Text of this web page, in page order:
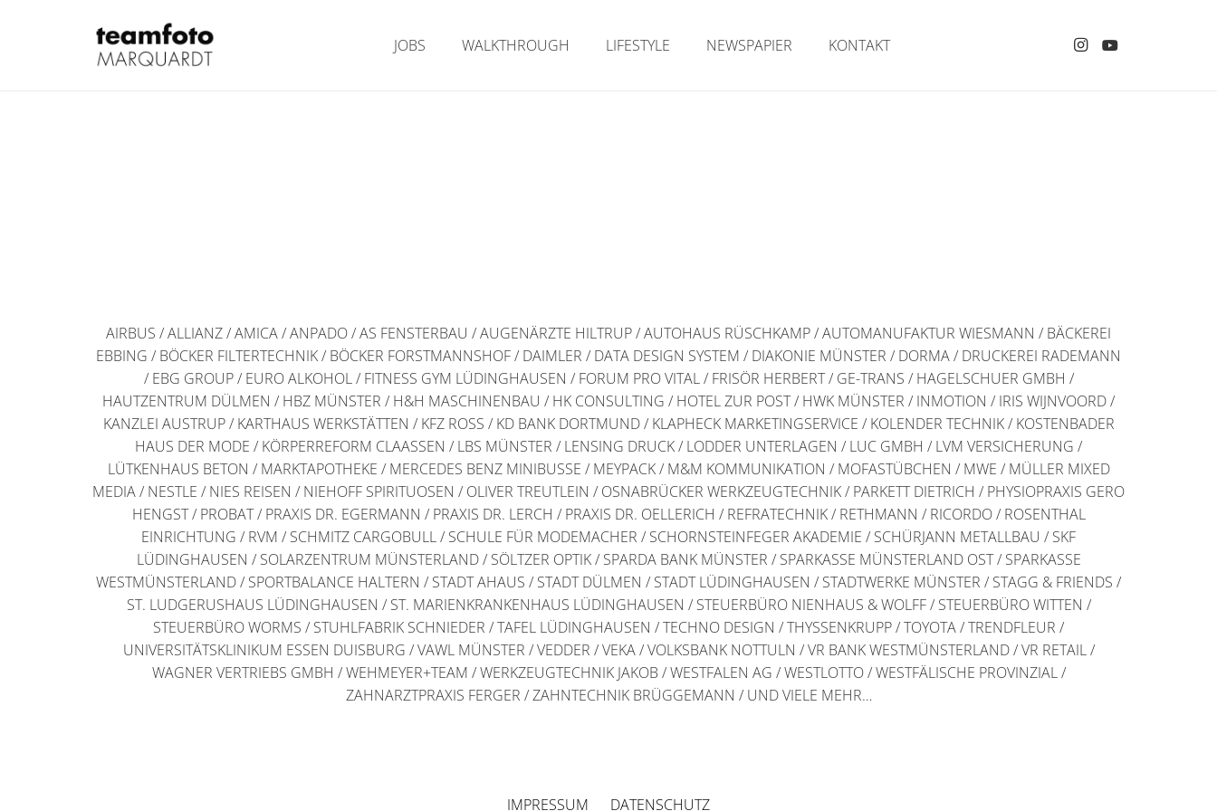
JOBS WALKTHROUGH LIFESTYLE NEWSPAPIER KONTAKT
AIRBUS / ALLIANZ / AMICA / ANPADO / AS FENSTERBAU / AUGENÄRZTE HILTRUP / AUTOHAUS RÜSCHKAMP / AUTOMANUFAKTUR WIESMANN / BÄCKEREI
EBBING / BÖCKER FILTERTECHNIK / BÖCKER FORSTMANNSHOF / DAIMLER / DATA DESIGN SYSTEM / DIAKONIE MÜNSTER / DORMA / DRUCKEREI RADEMANN
/ EBG GROUP / EURO ALKOHOL / FITNESS GYM LÜDINGHAUSEN / FORUM PRO VITAL / FRISÖR HERBERT / GE-TRANS / HAGELSCHUER GMBH /
HAUTZENTRUM DÜLMEN / HBZ MÜNSTER / H&H MASCHINENBAU / HK CONSULTING / HOTEL ZUR POST / HWK MÜNSTER / INMOTION / IRIS WIJNVOORD /
KANZLEI AUSTRUP / KARTHAUS WERKSTÄTTEN / KFZ ROSS / KD BANK DORTMUND / KLAPHECK MARKETINGSERVICE / KOLENDER TECHNIK / KOSTENBADER
HAUS DER MODE / KÖRPERREFORM CLAASSEN / LBS MÜNSTER / LENSING DRUCK / LODDER UNTERLAGEN / LUC GMBH / LVM VERSICHERUNG /
LÜTKENHAUS BETON / MARKTAPOTHEKE / MERCEDES BENZ MINIBUSSE / MEYPACK / M&M KOMMUNIKATION / MOFASTÜBCHEN / MWE / MÜLLER MIXED
MEDIA / NESTLE / NIES REISEN / NIEHOFF SPIRITUOSEN / OLIVER TREUTLEIN / OSNABRÜCKER WERKZEUGTECHNIK / PARKETT DIETRICH / PHYSIOPRAXIS GERO
HENGST / PROBAT / PRAXIS DR. EGERMANN / PRAXIS DR. LERCH / PRAXIS DR. OELLERICH / REFRATECHNIK / RETHMANN / RICORDO / ROSENTHAL
EINRICHTUNG / RVM / SCHMITZ CARGOBULL / SCHULE FÜR MODEMACHER / SCHORNSTEINFEGER AKADEMIE / SCHÜRJANN METALLBAU / SKF
LÜDINGHAUSEN / SOLARZENTRUM MÜNSTERLAND / SÖLTZER OPTIK / SPARDA BANK MÜNSTER / SPARKASSE MÜNSTERLAND OST / SPARKASSE
WESTMÜNSTERLAND / SPORTBALANCE HALTERN / STADT AHAUS / STADT DÜLMEN / STADT LÜDINGHAUSEN / STADTWERKE MÜNSTER / STAGG & FRIENDS /
ST. LUDGERUSHAUS LÜDINGHAUSEN / ST. MARIENKRANKENHAUS LÜDINGHAUSEN / STEUERBÜRO NIENHAUS & WOLFF / STEUERBÜRO WITTEN /
STEUERBÜRO WORMS / STUHLFABRIK SCHNIEDER / TAFEL LÜDINGHAUSEN / TECHNO DESIGN / THYSSENKRUPP / TOYOTA / TRENDFLEUR /
UNIVERSITÄTSKLINIKUM ESSEN DUISBURG / VAWL MÜNSTER / VEDDER / VEKA / VOLKSBANK NOTTULN / VR BANK WESTMÜNSTERLAND / VR RETAIL /
WAGNER VERTRIEBS GMBH / WEHMEYER+TEAM / WERKZEUGTECHNIK JAKOB / WESTFALEN AG / WESTLOTTO / WESTFÄLISCHE PROVINZIAL /
ZAHNARZTPRAXIS FERGER / ZAHNTECHNIK BRÜGGEMANN / UND VIELE MEHR…
IMPRESSUM DATENSCHUTZ